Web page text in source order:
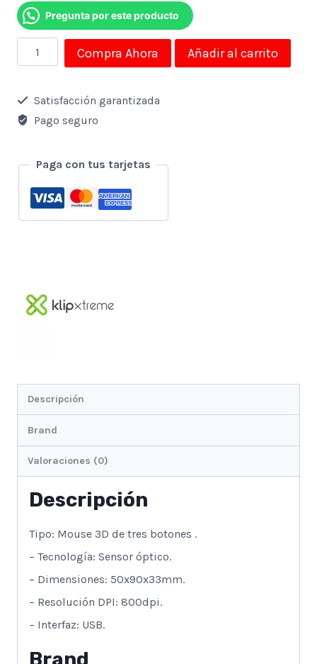
Pregunta por este producto
Mouse
Klip
Xtreme
Alambrico
-
Negro-
Plata
Compra Ahora Añadir al carrito
Satisfacción garantizada
Pago seguro
Paga con tus tarjetas
Descripción
Brand
Valoraciones (0)
Descripción
Tipo: Mouse 3D de tres botones .
– Tecnología: Sensor óptico.
– Dimensiones: 50x90x33mm.
– Resolución DPI: 800dpi.
– Interfaz: USB.